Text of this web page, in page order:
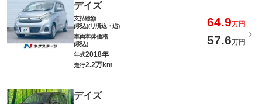
デイズ
支払総額
(税込)(リ済込・追)
64.9万円
車両本体価格
(税込)
57.6万円
年式2018年
走行2.2万km
デイズ